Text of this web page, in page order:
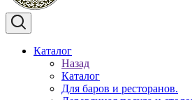
Каталог
Назад
Каталог
Для баров и ресторанов.